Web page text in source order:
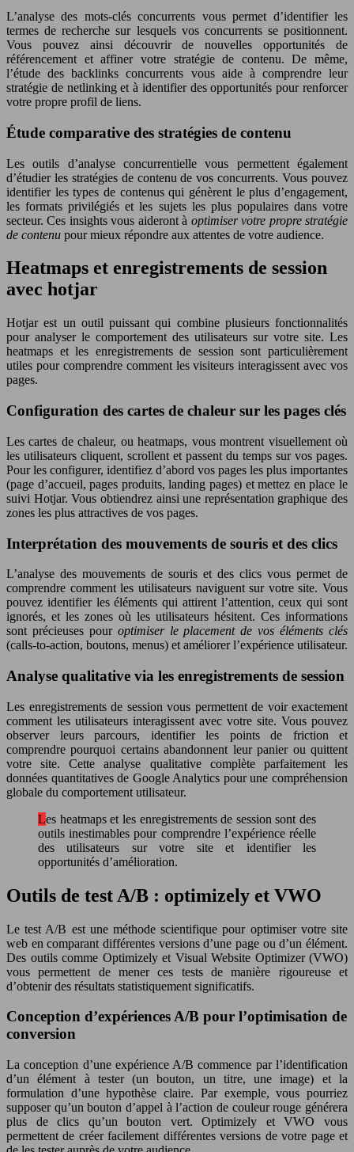
L’analyse des mots-clés concurrents vous permet d’identifier les
termes de recherche sur lesquels vos concurrents se positionnent.
Vous pouvez ainsi découvrir de nouvelles opportunités de
référencement et affiner votre stratégie de contenu. De même,
l’étude des backlinks concurrents vous aide à comprendre leur
stratégie de netlinking et à identifier des opportunités pour renforcer
votre propre profil de liens.
Étude comparative des stratégies de contenu
Les outils d’analyse concurrentielle vous permettent également
d’étudier les stratégies de contenu de vos concurrents. Vous pouvez
identifier les types de contenus qui génèrent le plus d’engagement,
les formats privilégiés et les sujets les plus populaires dans votre
secteur. Ces insights vous aideront à optimiser votre propre stratégie
de contenu pour mieux répondre aux attentes de votre audience.
Heatmaps et enregistrements de session
avec hotjar
Hotjar est un outil puissant qui combine plusieurs fonctionnalités
pour analyser le comportement des utilisateurs sur votre site. Les
heatmaps et les enregistrements de session sont particulièrement
utiles pour comprendre comment les visiteurs interagissent avec vos
pages.
Configuration des cartes de chaleur sur les pages clés
Les cartes de chaleur, ou heatmaps, vous montrent visuellement où
les utilisateurs cliquent, scrollent et passent du temps sur vos pages.
Pour les configurer, identifiez d’abord vos pages les plus importantes
(page d’accueil, pages produits, landing pages) et mettez en place le
suivi Hotjar. Vous obtiendrez ainsi une représentation graphique des
zones les plus attractives de vos pages.
Interprétation des mouvements de souris et des clics
L’analyse des mouvements de souris et des clics vous permet de
comprendre comment les utilisateurs naviguent sur votre site. Vous
pouvez identifier les éléments qui attirent l’attention, ceux qui sont
ignorés, et les zones où les utilisateurs hésitent. Ces informations
sont précieuses pour optimiser le placement de vos éléments clés
(calls-to-action, boutons, menus) et améliorer l’expérience utilisateur.
Analyse qualitative via les enregistrements de session
Les enregistrements de session vous permettent de voir exactement
comment les utilisateurs interagissent avec votre site. Vous pouvez
observer leurs parcours, identifier les points de friction et
comprendre pourquoi certains abandonnent leur panier ou quittent
votre site. Cette analyse qualitative complète parfaitement les
données quantitatives de Google Analytics pour une compréhension
globale du comportement utilisateur.
Les heatmaps et les enregistrements de session sont des
outils inestimables pour comprendre l’expérience réelle
des utilisateurs sur votre site et identifier les
opportunités d’amélioration.
Outils de test A/B : optimizely et VWO
Le test A/B est une méthode scientifique pour optimiser votre site
web en comparant différentes versions d’une page ou d’un élément.
Des outils comme Optimizely et Visual Website Optimizer (VWO)
vous permettent de mener ces tests de manière rigoureuse et
d’obtenir des résultats statistiquement significatifs.
Conception d’expériences A/B pour l’optimisation de
conversion
La conception d’une expérience A/B commence par l’identification
d’un élément à tester (un bouton, un titre, une image) et la
formulation d’une hypothèse claire. Par exemple, vous pourriez
supposer qu’un bouton d’appel à l’action de couleur rouge générera
plus de clics qu’un bouton vert. Optimizely et VWO vous
permettent de créer facilement différentes versions de votre page et